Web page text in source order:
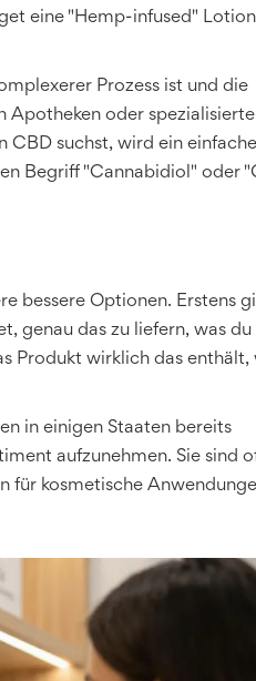
eine "Hemp-infused" Lotion
Prozess ist und die
Apotheken oder
CBD suchst, wird ein
Begriff "Cannabidiol" oder
bessere Optionen. Erstens
genau das zu liefern, was du
Produkt wirklich das enthält,
in einigen Staaten bereits
aufzunehmen. Sie sind
für kosmetische